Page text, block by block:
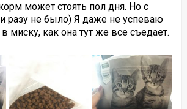
может стоять пол дня. Но с
разу не было) Я даже не успеваю
миску, как она тут же все съедает.